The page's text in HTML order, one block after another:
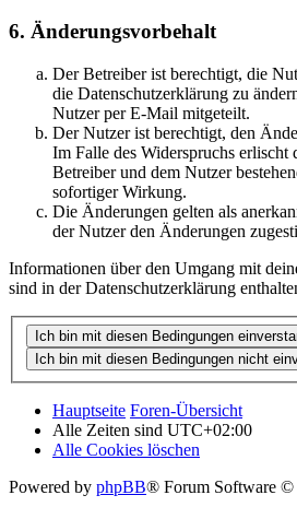
6. Änderungsvorbehalt
Der Betreiber ist berechtigt, die
die Datenschutzerklärung zu
Nutzer per E-Mail mitgeteilt.
Der Nutzer ist berechtigt, den
Im Falle des Widerspruchs erlischt
Betreiber und dem Nutzer
sofortiger Wirkung.
Die Änderungen gelten als
der Nutzer den Änderungen
Informationen über den Umgang mit
sind in der Datenschutzerklärung
Hauptseite Foren-Übersicht
Alle Zeiten sind UTC+02:00
Alle Cookies löschen
Powered by phpBB® Forum Software